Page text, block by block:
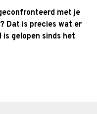
met je
Dat is precies wat er
gelopen sinds het